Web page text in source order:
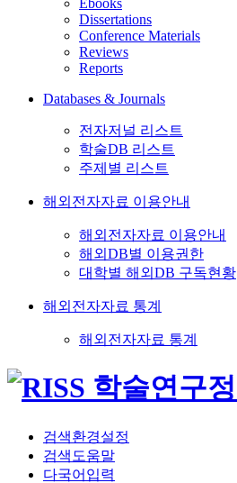
Ebooks
Dissertations
Conference Materials
Reviews
Reports
Databases & Journals
전자저널 리스트
학술DB 리스트
주제별 리스트
해외전자자료 이용안내
해외전자자료 이용안내
해외DB별 이용권한
대학별 해외DB 구독현황
해외전자자료 통계
해외전자자료 통계
검색환경설정
검색도움말
다국어입력